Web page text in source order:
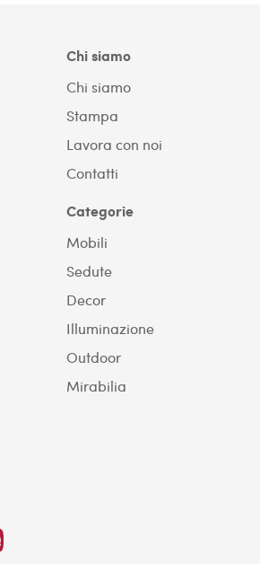
Chi siamo
Chi siamo
Stampa
Lavora con noi
Contatti
Categorie
Mobili
Sedute
Decor
Illuminazione
Outdoor
Mirabilia